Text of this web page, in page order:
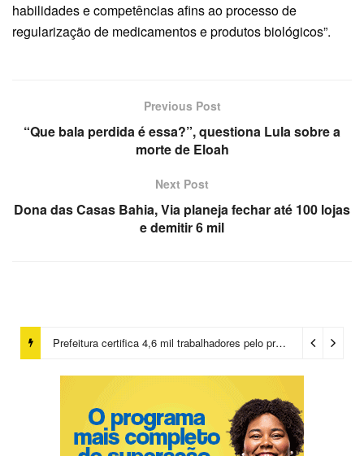
habilidades e competências afins ao processo de
regularização de medicamentos e produtos biológicos”.
Previous Post
“Que bala perdida é essa?”, questiona Lula sobre a
morte de Eloah
Next Post
Dona das Casas Bahia, Via planeja fechar até 100 lojas
e demitir 6 mil
Prefeitura certifica 4,6 mil trabalhadores pelo programa Treinar para Empregar e realiza Feirão de Empregabilidade